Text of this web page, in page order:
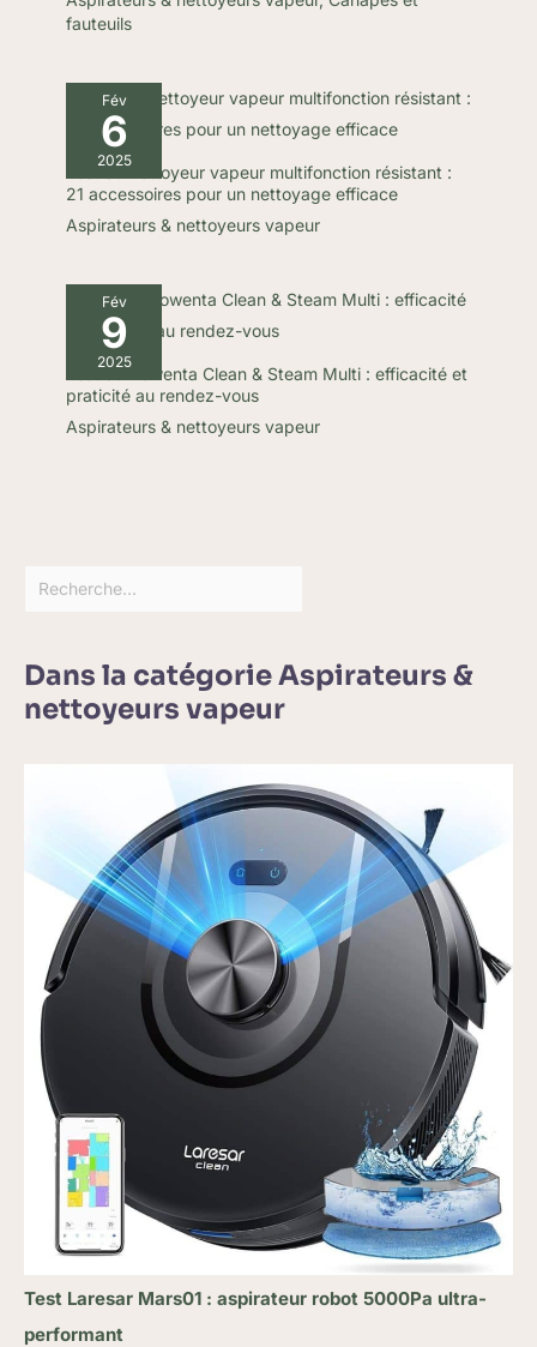
fauteuils
Fév
6
2025
Test du nettoyeur vapeur multifonction résistant :
21 accessoires pour un nettoyage efficace
Aspirateurs & nettoyeurs vapeur
Fév
9
2025
Test du Rowenta Clean & Steam Multi : efficacité et
praticité au rendez-vous
Aspirateurs & nettoyeurs vapeur
Dans la catégorie Aspirateurs &
nettoyeurs vapeur
Test Laresar Mars01 : aspirateur robot 5000Pa ultra-
performant